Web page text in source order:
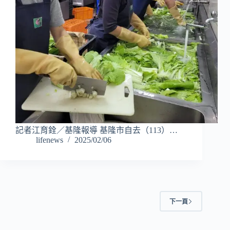
記者江育銓／基隆報導 基隆市自去（113）…
lifenews
2025/02/06
下一頁